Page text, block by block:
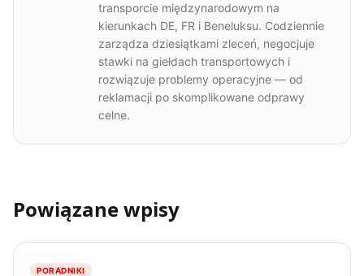
transporcie międzynarodowym na
kierunkach DE, FR i Beneluksu. Codziennie
zarządza dziesiątkami zleceń, negocjuje
stawki na giełdach transportowych i
rozwiązuje problemy operacyjne — od
reklamacji po skomplikowane odprawy
celne.
Powiązane wpisy
PORADNIKI